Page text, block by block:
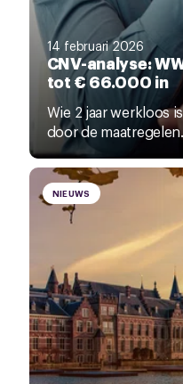
14 februari 2026
CNV-analyse:
tot € 66.000 in
Wie 2 jaar werkloos
door de
NIEUWS